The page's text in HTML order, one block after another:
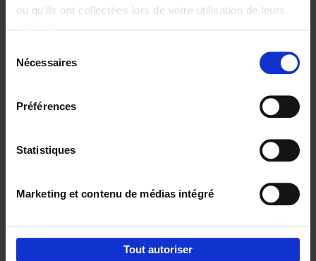
ou qu'ils ont collectées lors de votre utilisation de leurs
Nécessaires
Préférences
Statistiques
Marketing et contenu de médias intégré
Tout autoriser
Digital marketing like a PRO -
completely revised edition (EN)